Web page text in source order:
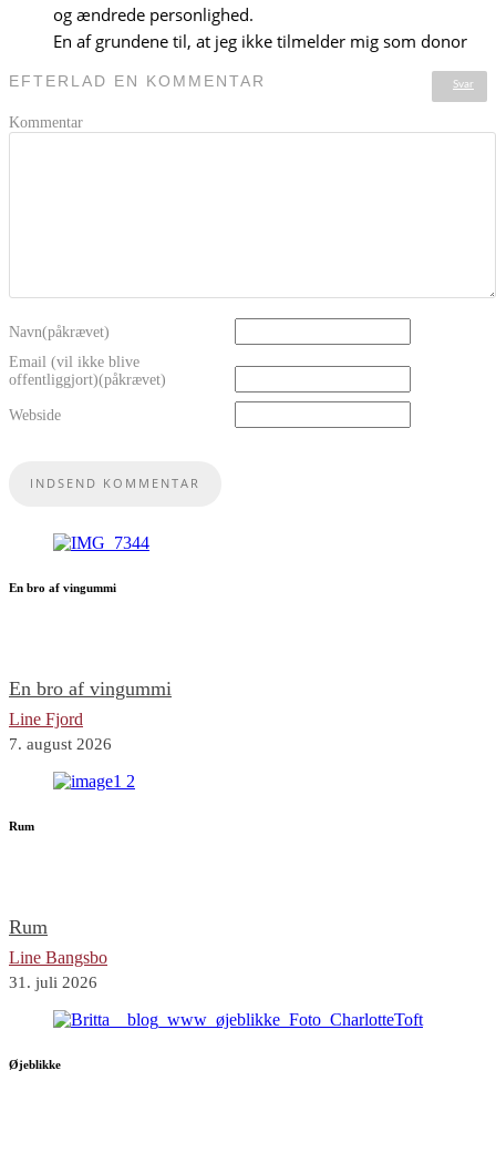
og ændrede personlighed.
En af grundene til, at jeg ikke tilmelder mig som donor
Svar
EFTERLAD EN KOMMENTAR
Kommentar
Navn(påkrævet)
Email (vil ikke blive
offentliggjort)(påkrævet)
Webside
En bro af vingummi
En bro af vingummi
Line Fjord
7. august 2026
Rum
Rum
Line Bangsbo
31. juli 2026
Øjeblikke